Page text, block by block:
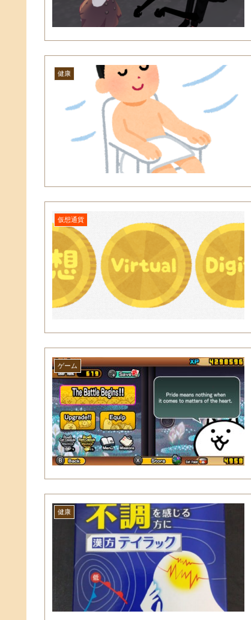
健康
仮想通貨
ゲーム
健康